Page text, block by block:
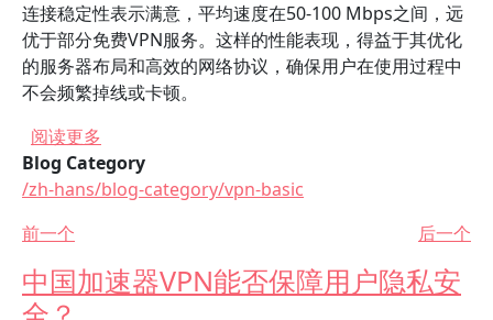
连接稳定性表示满意，平均速度在50-100 Mbps之间，远
优于部分免费VPN服务。这样的性能表现，得益于其优化
的服务器布局和高效的网络协议，确保用户在使用过程中
不会频繁掉线或卡顿。
阅读更多
Blog Category
/zh-hans/blog-category/vpn-basic
前一个
后一个
中国加速器VPN能否保障用户隐私安